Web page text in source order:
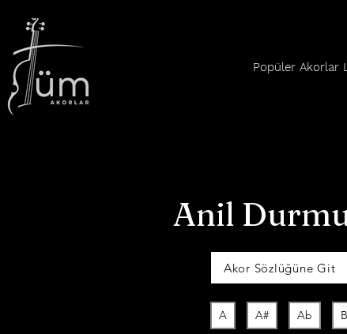
Popüler Akorlar
Anil
Akor Sözlüğüne Git
A A# Ab B